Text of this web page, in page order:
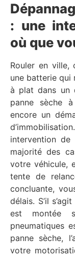
: une
où que
Rouler en ville,
une batterie qui
à plat dans un
panne sèche
encore un
intervention
majorité des
votre véhicule,
tente de
concluante,
délais. S’il
est montée
pneumatiques
panne sèche,
votre